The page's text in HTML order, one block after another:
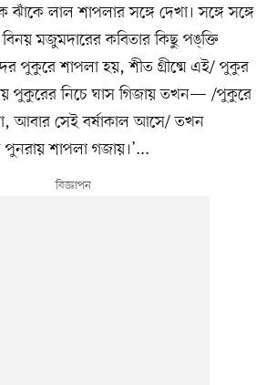
ঝাঁকে লাল শাপলার সঙ্গে দেখা। সঙ্গে সঙ্গে
মজুমদারের কবিতার কিছু পঙ্‌ক্তি
পুকুরে শাপলা হয়, শীত গ্রীষ্মে এই/ পুকুর
পুকুরের নিচে ঘাস গিজায় তখন— /পুকুরে
আবার সেই বর্ষাকাল আসে/ তখন
শাপলা গজায়।’...